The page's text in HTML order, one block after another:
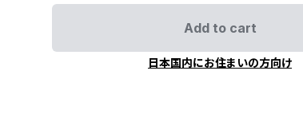
Add to cart
日本国内にお住まいの方向け